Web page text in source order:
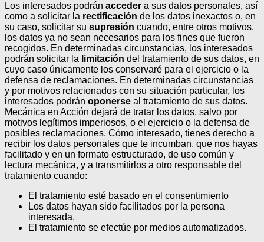
Los interesados podrán acceder a sus datos personales, así
como a solicitar la rectificación de los datos inexactos o, en
su caso, solicitar su supresión cuando, entre otros motivos,
los datos ya no sean necesarios para los fines que fueron
recogidos. En determinadas circunstancias, los interesados
podrán solicitar la limitación del tratamiento de sus datos, en
cuyo caso únicamente los conservaré para el ejercicio o la
defensa de reclamaciones. En determinadas circunstancias
y por motivos relacionados con su situación particular, los
interesados podrán oponerse al tratamiento de sus datos.
Mecánica en Acción dejará de tratar los datos, salvo por
motivos legítimos imperiosos, o el ejercicio o la defensa de
posibles reclamaciones. Cómo interesado, tienes derecho a
recibir los datos personales que te incumban, que nos hayas
facilitado y en un formato estructurado, de uso común y
lectura mecánica, y a transmitirlos a otro responsable del
tratamiento cuando:
El tratamiento esté basado en el consentimiento
Los datos hayan sido facilitados por la persona
interesada.
El tratamiento se efectúe por medios automatizados.